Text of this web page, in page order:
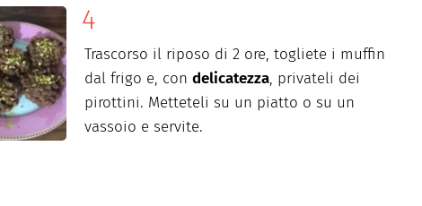
Trascorso il riposo di 2 ore, togliete i muffin
dal frigo e, con delicatezza, privateli dei
pirottini. Metteteli su un piatto o su un
vassoio e servite.